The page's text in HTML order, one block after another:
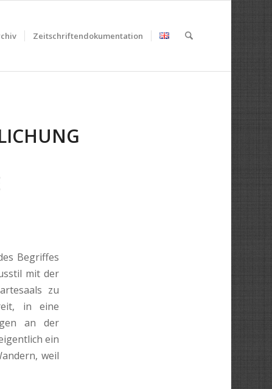
Zeitschriftendokumentation
Begriffes
mit der
zu
in eine
an der
ein
weil